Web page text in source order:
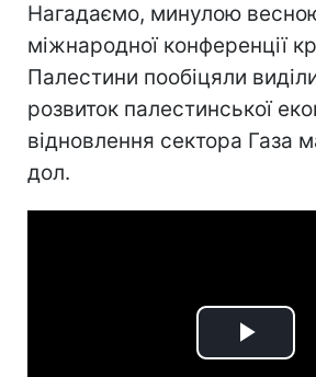
Нагадаємо, минулою
міжнародної конференції
Палестини пообіцяли
розвиток палестинської
відновлення сектора Газа
дол.
Play